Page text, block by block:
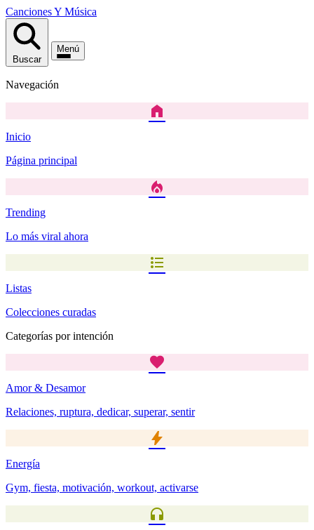
CancionesY Música
Buscar
Menú
Navegación
home
Inicio
Página principal
local_fire_department
Trending
Lo más viral ahora
format_list_bulleted
Listas
Colecciones curadas
Categorías por intención
favorite
Amor & Desamor
Relaciones, ruptura, dedicar, superar, sentir
bolt
Energía
Gym, fiesta, motivación, workout, activarse
headphones